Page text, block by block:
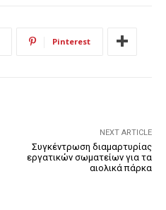
Pinterest
NEXT ARTICLE
Συγκέντρωση διαμαρτυρίας
εργατικών σωματείων για τα
αιολικά πάρκα